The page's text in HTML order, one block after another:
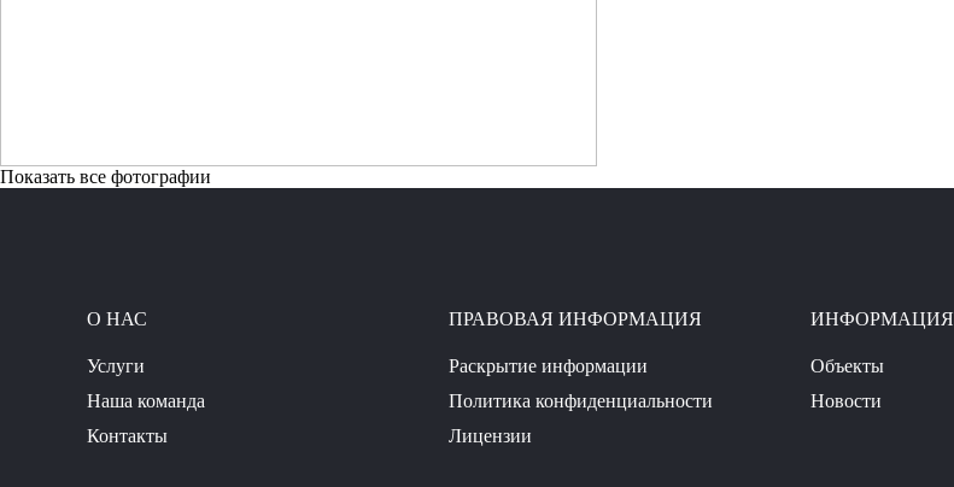
Показать все фотографии
О НАС
Услуги
Наша команда
Контакты
ПРАВОВАЯ ИНФОРМАЦИЯ
Раскрытие информации
Политика конфиденциальности
Лицензии
ИНФОРМАЦИЯ
Объекты
Новости